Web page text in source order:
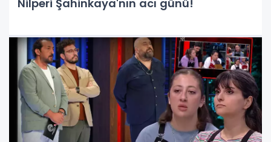
Nilperi Şahinkaya'nın acı günü!